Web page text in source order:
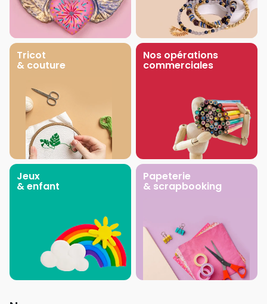
Tricot
& couture
Nos opérations
commerciales
Jeux
& enfant
Papeterie
& scrapbooking